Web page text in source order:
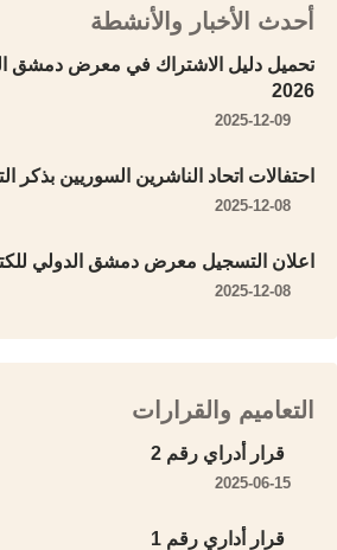
أحدث الأخبار والأنشطة
تحميل دليل الاشتراك في معرض دمشق
2026
2025-12-09
احتفالات اتحاد الناشرين السوريين بذكر
2025-12-08
اعلان التسجيل معرض دمشق الدولي للكتاب
2025-12-08
التعاميم والقرارات
قرار أدراي رقم 2
2025-06-15
قرار أداري رقم 1